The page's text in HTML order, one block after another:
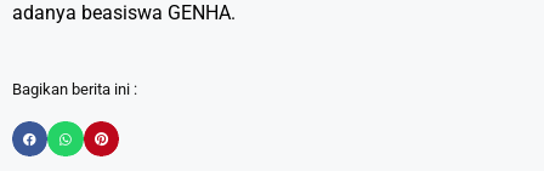
adanya beasiswa GENHA.
Bagikan berita ini :